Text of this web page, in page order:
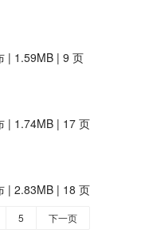
| 1.59MB | 9 页
| 1.74MB | 17 页
| 2.83MB | 18 页
5 下一页